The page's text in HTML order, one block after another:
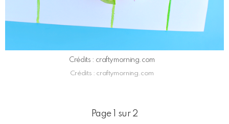
Crédits : craftymorning.com
Crédits : craftymorning.com
Page 1 sur 2